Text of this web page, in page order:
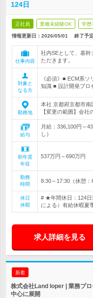
124日
正社員 業種未経験OK 学歴
情報更新日：2026/05/01 終了予
仕事内容
社内SEとして、基
ただきます。
対象と
なる方
《必須》■ ECM系
知識 ■ 設計開発プロ
勤務地
本社 京都府京都市南
【変更の範囲】会社
給与
月給：336,100円～
し）
初年度
年収
537万円～690万円
勤務
時間
8:30～17:30（休憩：
休日
休暇
# ★年間休日：124
による）有給休暇夏
求人詳細を見る
新着
株式会社Land loper | 業務プ
中心に展開